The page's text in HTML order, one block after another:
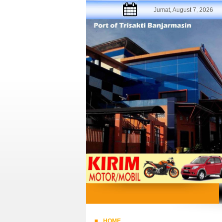
Jumat, August 7, 2026